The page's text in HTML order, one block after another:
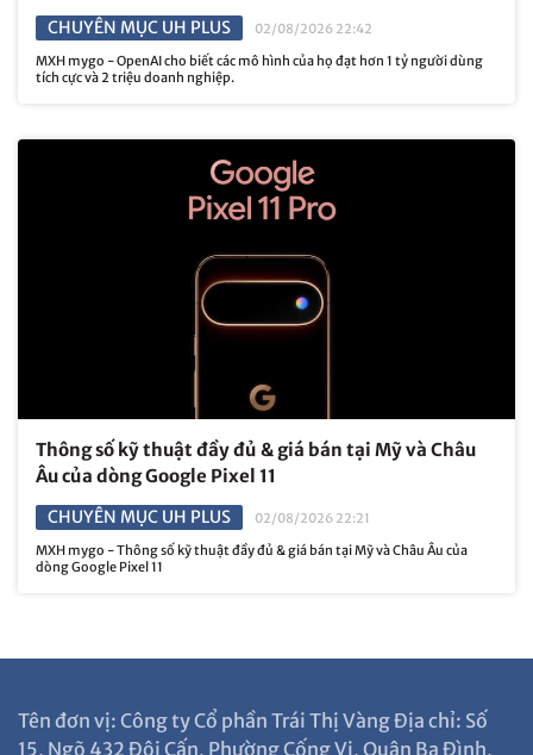
CHUYÊN MỤC UH PLUS
02/08/2026 22:42
MXH mygo - OpenAI cho biết các mô hình của họ đạt hơn 1 tỷ người dùng
tích cực và 2 triệu doanh nghiệp.
Thông số kỹ thuật đầy đủ & giá bán tại Mỹ và Châu
Âu của dòng Google Pixel 11
CHUYÊN MỤC UH PLUS
02/08/2026 22:21
MXH mygo - Thông số kỹ thuật đầy đủ & giá bán tại Mỹ và Châu Âu của
dòng Google Pixel 11
Tên đơn vị: Công ty Cổ phần Trái Thị Vàng Địa chỉ: Số
15, Ngõ 432 Đội Cấn, Phường Cống Vị, Quận Ba Đình,